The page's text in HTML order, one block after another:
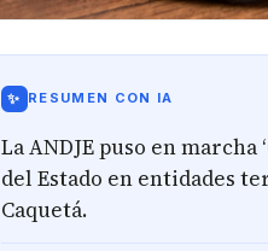
✨ RESUMEN CON IA
La ANDJE puso en
del Estado en entidades
Caquetá.